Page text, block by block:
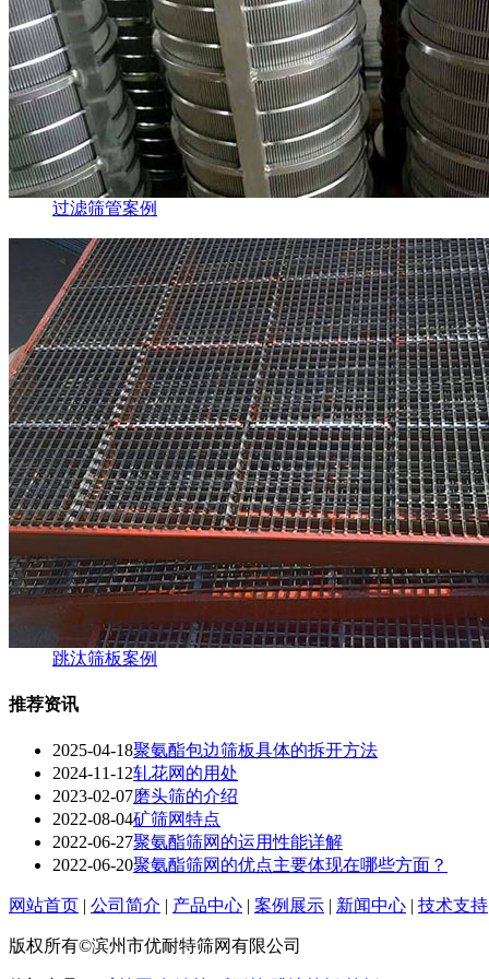
过滤筛管案例
跳汰筛板案例
推荐资讯
2025-04-18聚氨酯包边筛板具体的拆开方法
2024-11-12轧花网的用处
2023-02-07磨头筛的介绍
2022-08-04矿筛网特点
2022-06-27聚氨酯筛网的运用性能详解
2022-06-20聚氨酯筛网的优点主要体现在哪些方面？
网站首页 | 公司简介 | 产品中心 | 案例展示 | 新闻中心 | 技术支持
版权所有©滨州市优耐特筛网有限公司